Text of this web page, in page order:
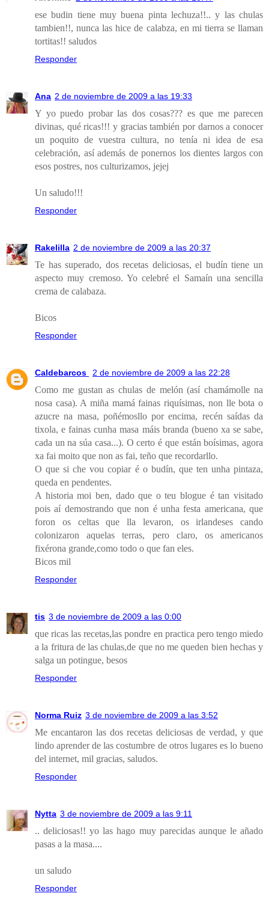
ese budin tiene muy buena pinta lechuza!!.. y las chulas
tambien!!, nunca las hice de calabza, en mi tierra se llaman
tortitas!! saludos
Responder
Ana 2 de noviembre de 2009 a las 19:33
Y yo puedo probar las dos cosas??? es que me parecen
divinas, qué ricas!!! y gracias también por darnos a conocer
un poquito de vuestra cultura, no tenía ni idea de esa
celebración, así además de ponernos los dientes largos con
esos postres, nos culturizamos, jejej
Un saludo!!!
Responder
Rakelilla 2 de noviembre de 2009 a las 20:37
Te has superado, dos recetas deliciosas, el budín tiene un
aspecto muy cremoso. Yo celebré el Samaín una sencilla
crema de calabaza.
Bicos
Responder
Caldebarcos 2 de noviembre de 2009 a las 22:28
Como me gustan as chulas de melón (así chamámolle na
nosa casa). A miña mamá fainas riquísimas, non lle bota o
azucre na masa, poñémosllo por encima, recén saídas da
tixola, e fainas cunha masa máis branda (bueno xa se sabe,
cada un na súa casa...). O certo é que están boísimas, agora
xa fai moito que non as fai, teño que recordarllo.
O que si che vou copiar é o budín, que ten unha pintaza,
queda en pendentes.
A historia moi ben, dado que o teu blogue é tan visitado
pois aí demostrando que non é unha festa americana, que
foron os celtas que lla levaron, os irlandeses cando
colonizaron aquelas terras, pero claro, os americanos
fixérona grande,como todo o que fan eles.
Bicos mil
Responder
tis 3 de noviembre de 2009 a las 0:00
que ricas las recetas,las pondre en practica pero tengo miedo
a la fritura de las chulas,de que no me queden bien hechas y
salga un potingue, besos
Responder
Norma Ruiz 3 de noviembre de 2009 a las 3:52
Me encantaron las dos recetas deliciosas de verdad, y que
lindo aprender de las costumbre de otros lugares es lo bueno
del internet, mil gracias, saludos.
Responder
Nytta 3 de noviembre de 2009 a las 9:11
.. deliciosas!! yo las hago muy parecidas aunque le añado
pasas a la masa....
un saludo
Responder